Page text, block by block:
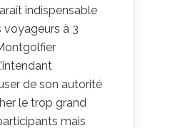
indispensable
voyageurs à 3
de son autorité
le trop grand
mais